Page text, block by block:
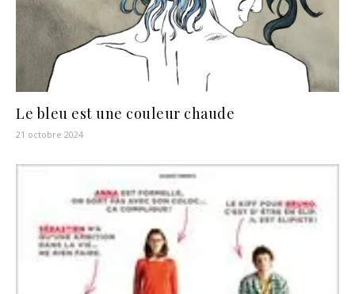
Le bleu est une couleur chaude
21 octobre 2024